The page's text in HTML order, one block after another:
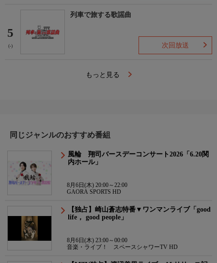
5
(-)
列車で旅する歌謡曲
次回放送
もっと見る
同じジャンルのおすすめ番組
風輪 翔司バースデーコンサート2026「6.20関
内ホール」
8月6日(木) 20:00～22:00
GAORA SPORTS HD
【独占】崎山蒼志特番▼ワンマンライブ「good
life， good people」
8月6日(木) 23:00～00:00
音楽・ライブ！ スペースシャワーTV HD